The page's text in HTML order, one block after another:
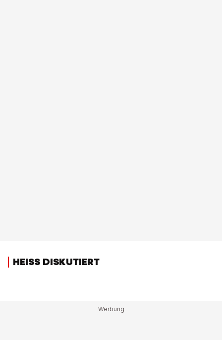
HEISS DISKUTIERT